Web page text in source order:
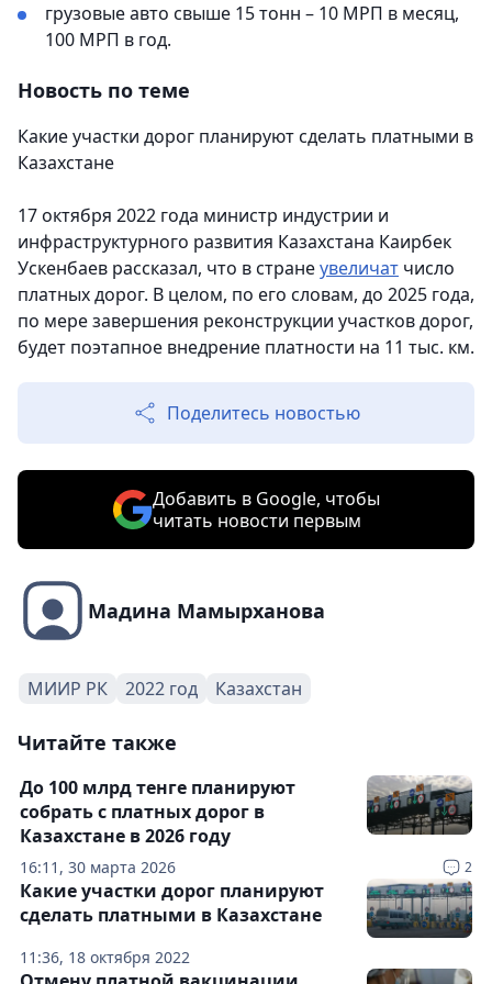
грузовые авто свыше 15 тонн – 10 МРП в месяц,
100 МРП в год.
Новость по теме
Какие участки дорог планируют сделать платными в
Казахстане
17 октября 2022 года министр индустрии и
инфраструктурного развития Казахстана Каирбек
Ускенбаев рассказал, что в странеувеличат число
платных дорог. В целом, по его словам, до 2025 года,
по мере завершения реконструкции участков дорог,
будет поэтапное внедрение платности на 11 тыс. км.
Поделитесь новостью
Добавить в Google, чтобы
читать новости первым
Мадина Мамырханова
МИИР РК 2022 год Казахстан
Читайте также
16:11, 30 марта 2026 2
До 100 млрд тенге планируют
собрать с платных дорог в
Казахстане в 2026 году
11:36, 18 октября 2022
Какие участки дорог планируют
сделать платными в Казахстане